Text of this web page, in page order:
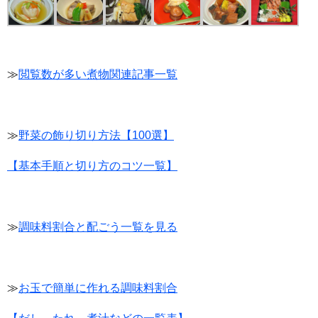
≫閲覧数が多い煮物関連記事一覧
≫野菜の飾り切り方法【100選】
【基本手順と切り方のコツ一覧】
≫調味料割合と配ごう一覧を見る
≫お玉で簡単に作れる調味料割合